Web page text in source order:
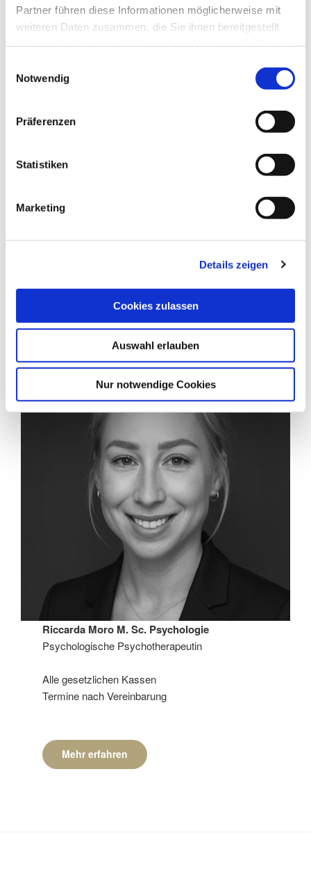
Partner führen diese Informationen möglicherweise mit
weiteren Daten zusammen, die Sie ihnen bereitgestellt
Notwendig
Präferenzen
Statistiken
Marketing
Details zeigen
Cookies zulassen
Auswahl erlauben
Nur notwendige Cookies
Psychologische Psychotherapeutin
Alle gesetzliche Kassen
Mehr erfahren
Riccarda Moro M. Sc. Psychologie
Psychologische Psychotherapeutin
Alle gesetzlichen Kassen
Termine nach Vereinbarung
Mehr erfahren